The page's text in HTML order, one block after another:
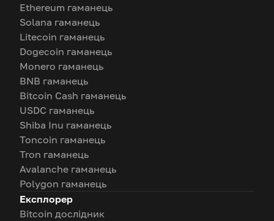
Ethereum гаманець
Solana гаманець
Litecoin гаманець
Dogecoin гаманець
Monero гаманець
BNB гаманець
Bitcoin Cash гаманець
USDC гаманець
Shiba Inu гаманець
Toncoin гаманець
Tron гаманець
Avalanche гаманець
Polygon гаманець
Експлорер
Bitcoin дослідник